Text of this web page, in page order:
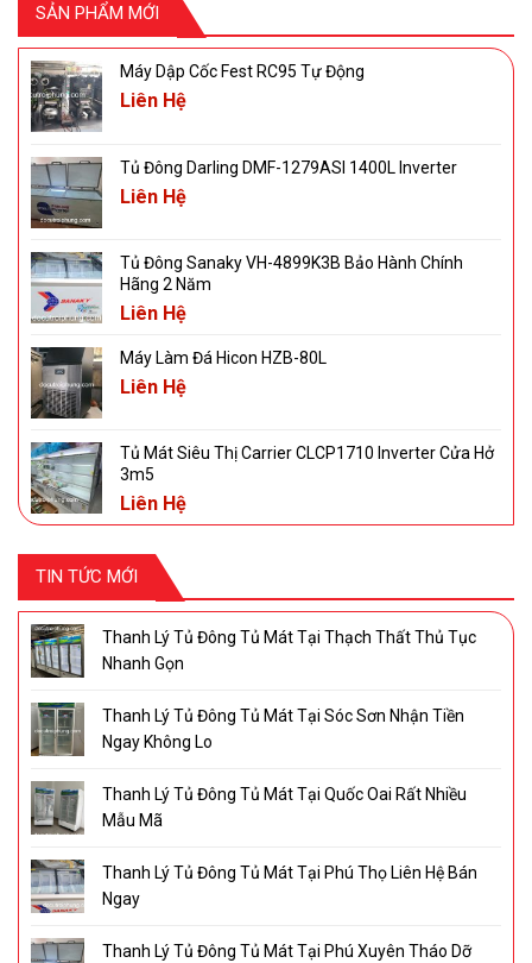
SẢN PHẨM MỚI
Máy Dập Cốc Fest RC95 Tự Động
Liên Hệ
Tủ Đông Darling DMF-1279ASI 1400L Inverter
Liên Hệ
Tủ Đông Sanaky VH-4899K3B Bảo Hành Chính
Hãng 2 Năm
Liên Hệ
Máy Làm Đá Hicon HZB-80L
Liên Hệ
Tủ Mát Siêu Thị Carrier CLCP1710 Inverter Cửa Hở
3m5
Liên Hệ
TIN TỨC MỚI
Thanh Lý Tủ Đông Tủ Mát Tại Thạch Thất Thủ Tục
Nhanh Gọn
Thanh Lý Tủ Đông Tủ Mát Tại Sóc Sơn Nhận Tiền
Ngay Không Lo
Thanh Lý Tủ Đông Tủ Mát Tại Quốc Oai Rất Nhiều
Mẫu Mã
Thanh Lý Tủ Đông Tủ Mát Tại Phú Thọ Liên Hệ Bán
Ngay
Thanh Lý Tủ Đông Tủ Mát Tại Phú Xuyên Tháo Dỡ